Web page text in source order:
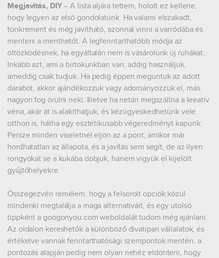
Megjavítás, DIY–A lista aljára tettem, holott ez kellene,
hogy legyen az első gondolatunk. Ha valami elszakadt,
tönkrement és még javítható, azonnal vinni a varródába és
menteni a menthetőt. A legfenntarthatóbb módja az
öltözködésnek, ha egyáltalán nem is vásárolunk új ruhákat.
Inkább azt, ami a birtokunkban van, addig használjuk,
ameddig csak tudjuk. Ha pedig éppen meguntuk az adott
darabot, akkor ajándékozzuk vagy adományozzuk el, más
nagyon fog örülni neki. Illetve ha netán megszállna a kreatív
véna, akár át is alakíthatjuk, és kézügyeskedhetünk vele
otthon is, hátha egy esztétikusabb végeredményt kapunk.
Persze minden viseletnél eljön az a pont, amikor már
hordhatatlan az állapota, és a javítás sem segít, de az ilyen
rongyokat se a kukába dobjuk, hanem vigyük el kijelölt
gyűjtőhelyekre.
Összegezvén remélem, hogy a felsorolt opciók közül
mindenki megtalálja a maga alternatíváit, és egy utolsó
tippként a googonyou.com weboldalát tudom még ajánlani.
Az oldalon kereshetők a különböző divatipari vállalatok, és
értékelve vannak fenntarthatósági szempontok mentén, a
pontozás alapján pedig nem olyan nehéz eldönteni, hogy